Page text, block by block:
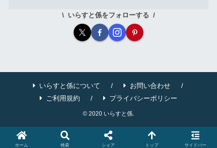
いらすと係をフォローする
いらすと係について
お問い合わせ
ご利用規約
プライバシーポリシー
© 2020 いらすと係.
ホーム 検索 シェア トップ サイドバー